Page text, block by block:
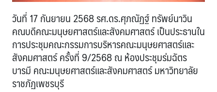
วันที่ 17 กันยายน 2568 รศ.ดร.ศุภณัฏฐ์ ทรัพย์นาวิน
คณบดีคณะมนุษยศาสตร์และสังคมศาสตร์ เป็นประธานใน
การประชุมคณะกรรมการบริหารคณะมนุษยศาสตร์และ
สังคมศาสตร์ ครั้งที่ 9/2568 ณ ห้องประชุมร่มฉัตร
บารมี คณะมนุษยศาสตร์และสังคมศาสตร์ มหาวิทยาลัย
ราชภัฏเพชรบุรี